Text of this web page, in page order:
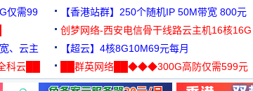
仅需99
【香港站群】250个随机IP 50M带宽 800元
创梦网络-西安电信骨干线路云主机16核16G
88元/月
、云主
【超云】4核8G10M69元每月
科云██
██群英网络██◆◆◆300G高防仅需599元
◆◆◆